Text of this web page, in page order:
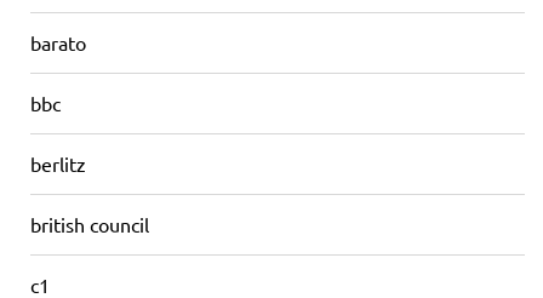
barato
bbc
berlitz
british council
c1